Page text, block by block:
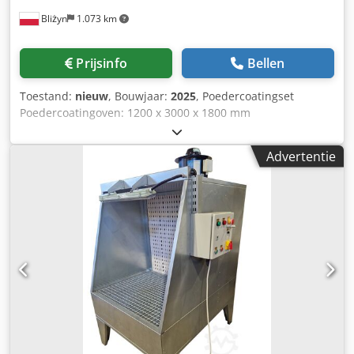
Bliżyn 1.073 km
Prijsinfo Bellen
Toestand: nieuw, Bouwjaar: 2025, Poedercoatingset
Poedercoatingoven: 1200 x 3000 x 1800 mm
Poedercoatingcabine: 2800 x 2200 mm Oven / Droger
Technische gegevens: Codpfxjg Uw Dko Aguoha
Werkafmetingen: 1200 x 3000 x 1800 mm
Vermogensopname: 33 kW Maximale bedrijfstemperatuur:
230°C Uitrusting: Binnenwagen Buitenwagen Hete
luchtcirculatie (gelijkmatige temperatuurverdeling in de
hele oven) Veiligheidssloten voor veilig openen en sluiten
Poedercoatingcabine Werkafmetingen: 2800 x 2200 mm
Ventilatorvermogen: 2,2 kW Luchtcapaciteit van de
ventilator: 10.500 m³/u Zeer stille werking Automatische
filterreiniging KIES VOOR BUMEX SP. Z O.O. Zeer hoge
kwaliteit van de op de markt aangeboden machines.
Professioneel advies en service. Garantie. Garantie- en
after-sales service. Volledige technische documentatie.
Advertentie